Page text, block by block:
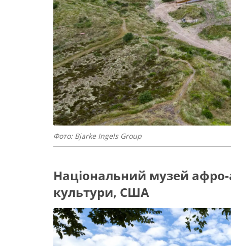
Фото: Bjarke Ingels Group
Національний музей афро-
культури, США